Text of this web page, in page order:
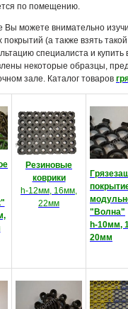
по помещению.
можете внимательно
(а также взять
специалиста и
некоторые образцы,
зале. Каталог товаров
Резиновые
коврики
h-12мм, 16мм,
22мм
"Волна"
h-10мм,
20мм